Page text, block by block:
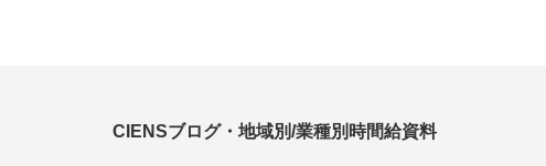
CIENSブログ・地域別/業種別時間給資料